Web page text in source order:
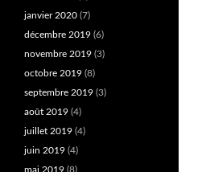
janvier 2020 (7)
décembre 2019 (6)
novembre 2019 (3)
octobre 2019 (8)
septembre 2019 (3)
août 2019 (4)
juillet 2019 (4)
juin 2019 (4)
mai 2019 (8)